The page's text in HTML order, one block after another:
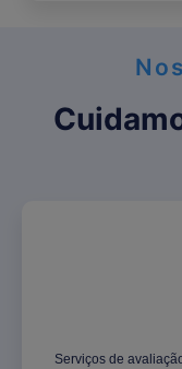
Serviços de